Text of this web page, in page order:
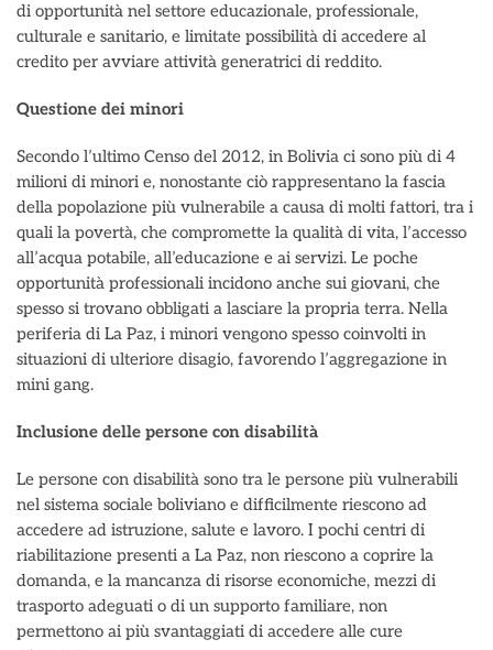
di opportunità nel settore educazionale, professionale,
culturale e sanitario, e limitate possibilità di accedere al
credito per avviare attività generatrici di reddito.
Questione dei minori
Secondo l’ultimo Censo del 2012, in Bolivia ci sono più di 4
milioni di minori e, nonostante ciò rappresentano la fascia
della popolazione più vulnerabile a causa di molti fattori, tra i
quali la povertà, che compromette la qualità di vita, l’accesso
all’acqua potabile, all’educazione e ai servizi. Le poche
opportunità professionali incidono anche sui giovani, che
spesso si trovano obbligati a lasciare la propria terra. Nella
periferia di La Paz, i minori vengono spesso coinvolti in
situazioni di ulteriore disagio, favorendo l’aggregazione in
mini gang.
Inclusione delle persone con disabilità
Le persone con disabilità sono tra le persone più vulnerabili
nel sistema sociale boliviano e difficilmente riescono ad
accedere ad istruzione, salute e lavoro. I pochi centri di
riabilitazione presenti a La Paz, non riescono a coprire la
domanda, e la mancanza di risorse economiche, mezzi di
trasporto adeguati o di un supporto familiare, non
permettono ai più svantaggiati di accedere alle cure